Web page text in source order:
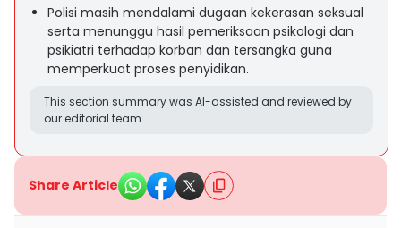
Polisi masih mendalami dugaan kekerasan seksual
serta menunggu hasil pemeriksaan psikologi dan
psikiatri terhadap korban dan tersangka guna
memperkuat proses penyidikan.
This section summary was AI-assisted and reviewed by
our editorial team.
Share Article